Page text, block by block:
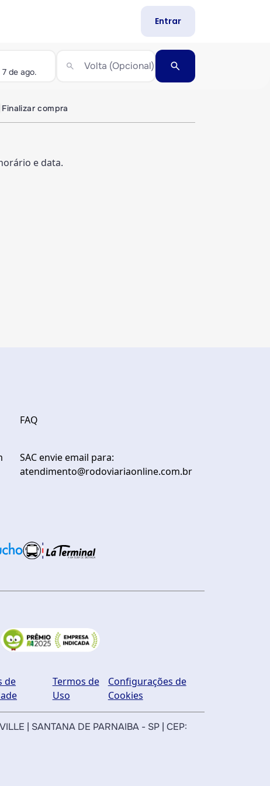
Entrar
Volta (Opcional)
search search
Finalizar compra
e data.
FAQ
SAC envie email para:
atendimento@rodoviariaonline.com.br
de
Termos de
Uso
Configurações de
Cookies
| SANTANA DE PARNAIBA - SP | CEP: